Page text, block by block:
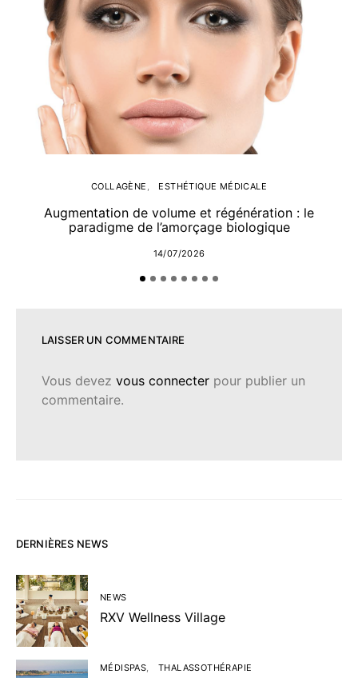
COLLAGÈNE ESTHÉTIQUE MÉDICALE
Augmentation de volume et régénération : le
paradigme de l’amorçage biologique
14/07/2026
LAISSER UN COMMENTAIRE
Vous devez vous connecter pour publier un
commentaire.
DERNIÈRES NEWS
NEWS
RXV Wellness Village
MÉDISPAS THALASSOTHÉRAPIE